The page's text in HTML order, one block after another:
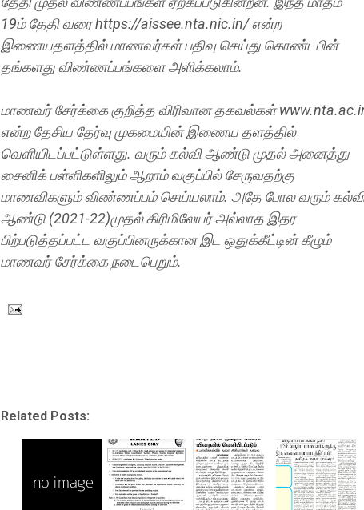
19ம் தேதி வரை https://aissee.nta.nic.in/ என்ற
இணையதளத்தில் மாணவர்கள் பதிவு செய்து கொண்டபின்
தங்களது விண்ணப்பங்களை அளிக்கலாம்.
மாணவர் சேர்க்கை குறித்த விரிவான தகவல்கள்
என்ற தேசிய தேர்வு முகமையின் இணைய தளத்தில்
வெளியிடப்பட்டுள்ளது. வரும் கல்வி ஆண்டு முதல் அனைத்து
சைனிக் பள்ளிகளிலும் ஆறாம் வகுப்பில் சேருவதற்கு
மாணவிகளும் விண்ணப்பம் செய்யலாம். அதே போல வரும்
ஆண்டு (2021-22)முதல் கிரிமிலேயர் அல்லாத இதர
பிற்படுத்தப்பட்ட வகுப்பினருக்கான இட ஒதுக்கீட்டின் கீழும்
மாணவர் சேர்க்கை நடைபெறும்.
Related Posts: